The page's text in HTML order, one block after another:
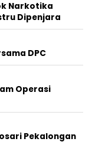
Narkotika
Dipenjara
DPC
Operasi
Pekalongan